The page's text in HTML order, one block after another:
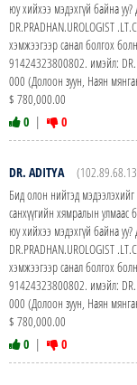
юу хийхээ мэдэхгүй байна
DR.PRADHAN.UROLOGIST
хэмжээгээр санал болгох
91424323800802. имэйл:
000 (Долоон зуун, Наян
$ 780,000.00
0 | 0
DR. ADITYA
Бид олон нийтэд
санхүүгийн хямралын
юу хийхээ мэдэхгүй байна
DR.PRADHAN.UROLOGIST
хэмжээгээр санал болгох
91424323800802. имэйл:
000 (Долоон зуун, Наян
$ 780,000.00
0 | 0